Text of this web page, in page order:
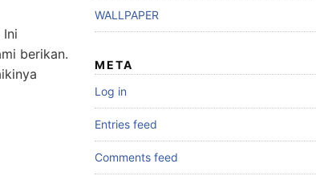
berikan.
WALLPAPER
META
Log in
Entries feed
Comments feed